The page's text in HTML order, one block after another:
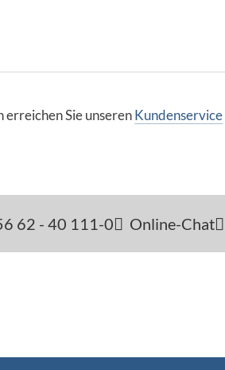
erreichen Sie unserenKundenservice
62 - 40 111-0 Online-Chat